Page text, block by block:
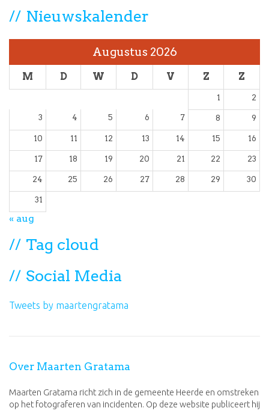
Nieuwskalender
Augustus 2026
M D W D V Z Z
1 2
3 4 5 6 7 8 9
10 11 12 13 14 15 16
17 18 19 20 21 22 23
24 25 26 27 28 29 30
31
« aug
Tag cloud
Social Media
Tweets by maartengratama
Over Maarten Gratama
Maarten Gratama richt zich in de gemeente Heerde en omstreken
op het fotograferen van incidenten. Op deze website publiceert hij